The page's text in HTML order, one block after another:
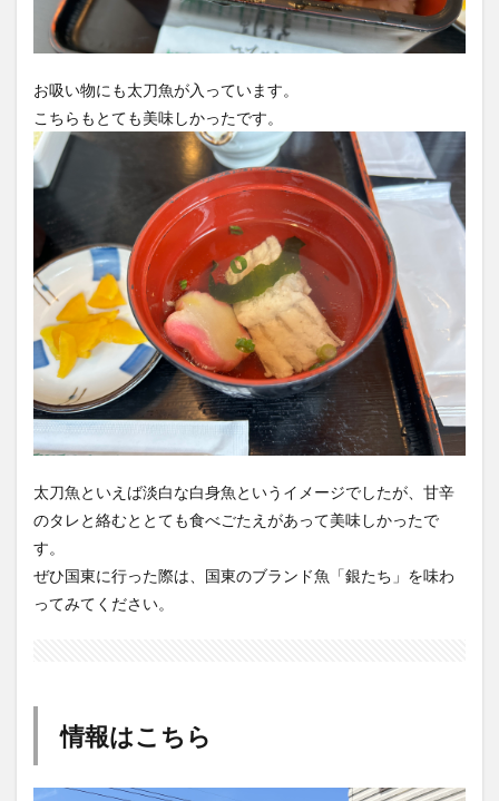
お吸い物にも太刀魚が入っています。
こちらもとても美味しかったです。
太刀魚といえば淡白な白身魚というイメージでしたが、甘辛
のタレと絡むととても食べごたえがあって美味しかったで
す。
ぜひ国東に行った際は、国東のブランド魚「銀たち」を味わ
ってみてください。
情報はこちら